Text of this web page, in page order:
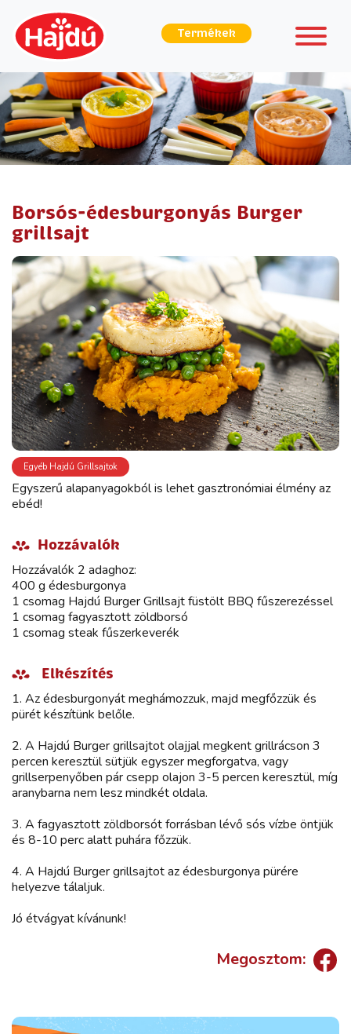
Termékek
Borsós-édesburgonyás Burger
grillsajt
Egyéb Hajdú Grillsajtok
Egyszerű alapanyagokból is lehet gasztronómiai élmény az
ebéd!
Hozzávalók
Hozzávalók 2 adaghoz:
400 g édesburgonya
1 csomag Hajdú Burger Grillsajt füstölt BBQ fűszerezéssel
1 csomag fagyasztott zöldborsó
1 csomag steak fűszerkeverék
Elkészítés
1. Az édesburgonyát meghámozzuk, majd megfőzzük és
pürét készítünk belőle.
2. A Hajdú Burger grillsajtot olajjal megkent grillrácson 3
percen keresztül sütjük egyszer megforgatva, vagy
grillserpenyőben pár csepp olajon 3-5 percen keresztül, míg
aranybarna nem lesz mindkét oldala.
3. A fagyasztott zöldborsót forrásban lévő sós vízbe öntjük
és 8-10 perc alatt puhára főzzük.
4. A Hajdú Burger grillsajtot az édesburgonya pürére
helyezve tálaljuk.
Jó étvágyat kívánunk!
Megosztom: